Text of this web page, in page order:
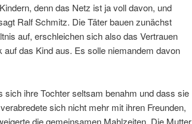
denn das Netz ist ja voll davon, und
Ralf Schmitz. Die Täter bauen zunächst
auf, erschleichen sich also das Vertrauen
das Kind aus. Es solle niemandem davon
sich ihre Tochter seltsam benahm und dass sie
sich nicht mehr mit ihren Freunden,
die gemeinsamen Mahlzeiten. Die Mutter